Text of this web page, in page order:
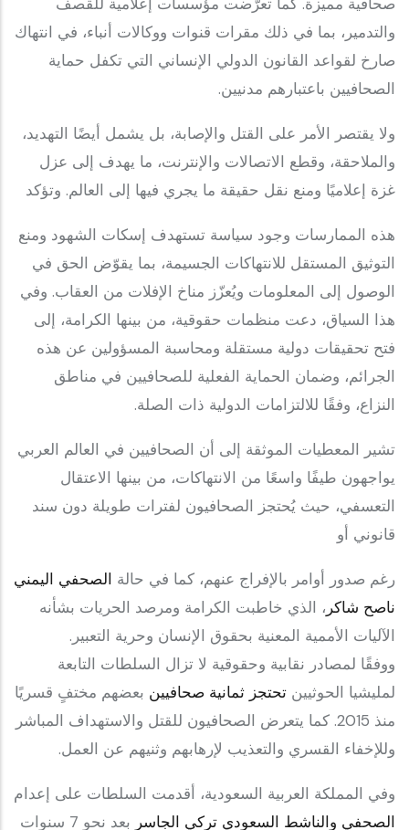
والتدمير، بما في ذلك مقرات قنوات ووكالات أنباء، في انتهاك
صارخ لقواعد القانون الدولي الإنساني التي تكفل حماية
الصحافيين باعتبارهم مدنيين.
ولا يقتصر الأمر على القتل والإصابة، بل يشمل أيضًا التهديد،
والملاحقة، وقطع الاتصالات والإنترنت، ما يهدف إلى عزل
غزة إعلاميًا ومنع نقل حقيقة ما يجري فيها إلى العالم. وتؤكد
هذه الممارسات وجود سياسة تستهدف إسكات الشهود ومنع
التوثيق المستقل للانتهاكات الجسيمة، بما يقوّض الحق في
الوصول إلى المعلومات ويُعزّز مناخ الإفلات من العقاب. وفي
هذا السياق، دعت منظمات حقوقية، من بينها الكرامة، إلى
فتح تحقيقات دولية مستقلة ومحاسبة المسؤولين عن هذه
الجرائم، وضمان الحماية الفعلية للصحافيين في مناطق
النزاع، وفقًا للالتزامات الدولية ذات الصلة.
تشير المعطيات الموثقة إلى أن الصحافيين في العالم العربي
يواجهون طيفًا واسعًا من الانتهاكات، من بينها الاعتقال
التعسفي، حيث يُحتجز الصحافيون لفترات طويلة دون سند
قانوني أو
رغم صدور أوامر بالإفراج عنهم، كما في حالة الصحفي اليمني
ناصح شاكر ، الذي خاطبت الكرامة ومرصد الحريات بشأنه
الآليات الأممية المعنية بحقوق الإنسان وحرية التعبير.
ووفقًا لمصادر نقابية وحقوقية لا تزال السلطات التابعة
لمليشيا الحوثيين تحتجز ثمانية صحافيين بعضهم مختفٍ قسريًا
منذ 2015. كما يتعرض الصحافيون للقتل والاستهداف المباشر
وللإخفاء القسري والتعذيب لإرهابهم وثنيهم عن العمل.
وفي المملكة العربية السعودية، أقدمت السلطات على إعدام
الصحفي والناشط السعودي تركي الجاسر
بعد نحو 7 سنوات